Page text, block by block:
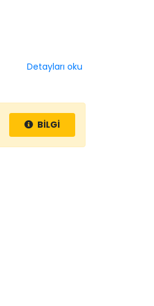
Detayları oku
BİLGİ